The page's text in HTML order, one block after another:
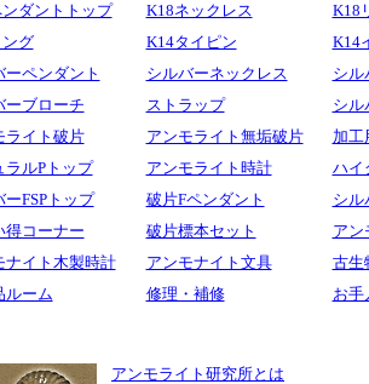
ダントトップ K18ネックレス
K18
グ
K14タイピン
K14
ーペンダント
シルバーネックレス
シル
ーブローチ
ストラップ
シル
ライト破片
アンモライト無垢破片
加工
ラルPトップ
アンモライト時計
ハイ
ーFSPトップ
破片Fペンダント
シル
得コーナー
破片標本セット
アン
ナイト木製時計
アンモナイト文具
古生
ルーム
修理・補修 お手
アンモライト研究所とは